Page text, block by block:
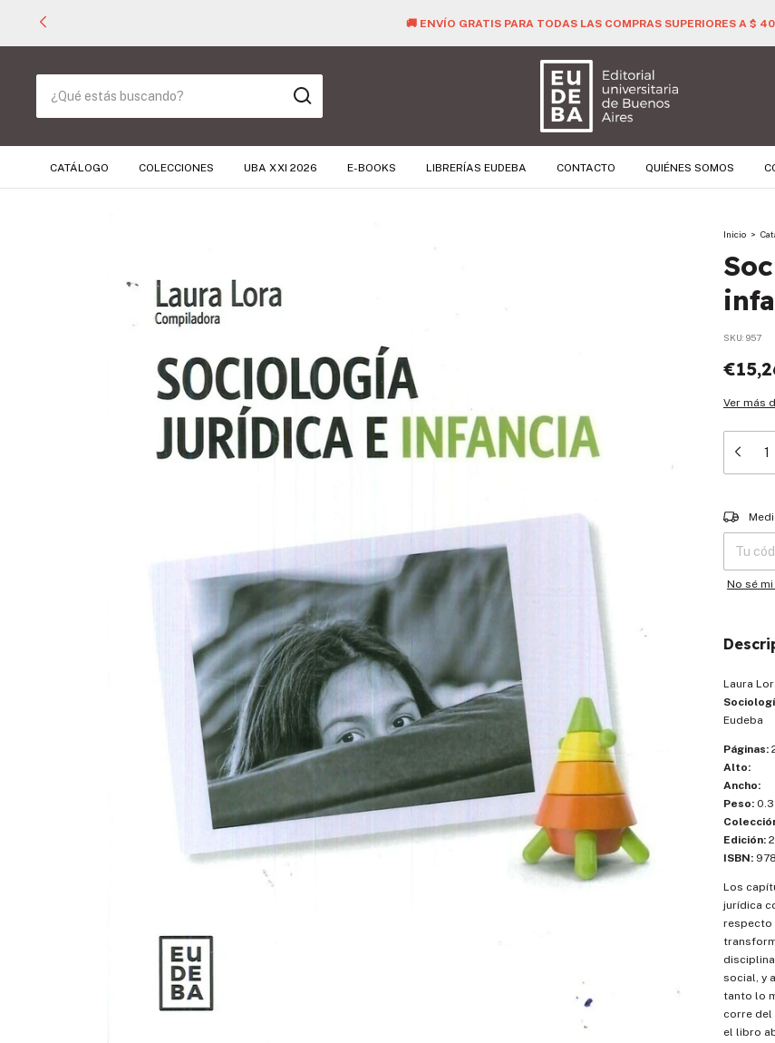
🚚 ENVÍO GRATIS PARA TODAS LAS COMPRAS SUPERIORES A $
CATÁLOGO COLECCIONES UBA XXI 2026 E-BOOKS LIBRERÍAS EUDEBA CONTACTO QUIÉNES SOMOS
Inicio >
SKU: 957
Ver más
Entregas
No sé
Laura
Eudeba
Páginas:
Alto:
Ancho:
Peso:
Edición:
ISBN:
Los
jurídica
respecto
social, y
tanto lo
corre del
el libro